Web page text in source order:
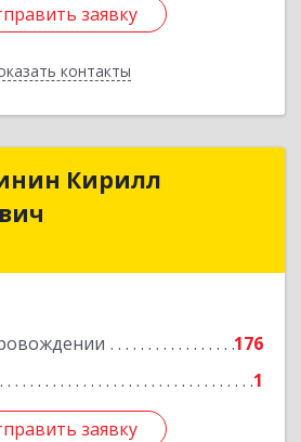
заявку
контакты
заявку
Назад
Кирилл
176
1
заявку
Кирилл
Подробнее
заявку